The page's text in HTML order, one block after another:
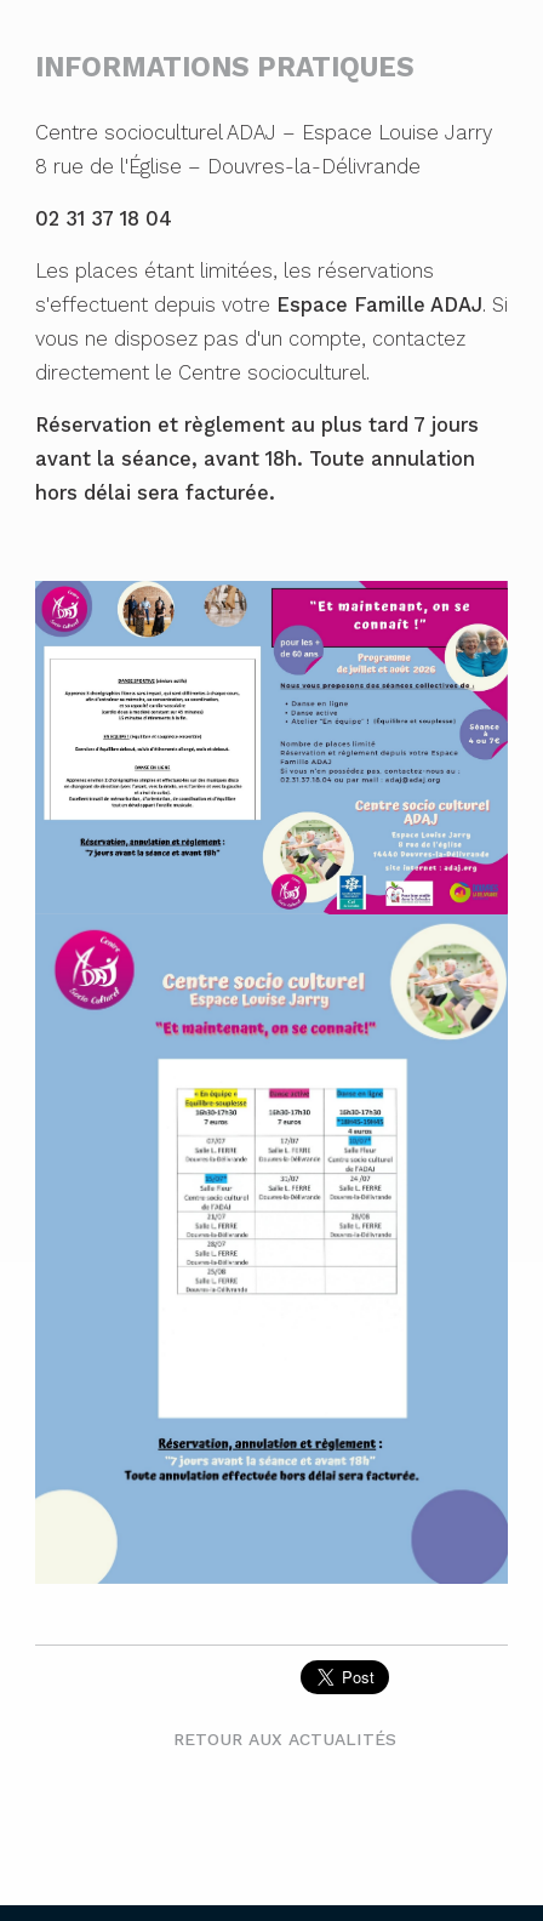
INFORMATIONS PRATIQUES
Centre socioculturel ADAJ – Espace Louise Jarry
8 rue de l'Église – Douvres-la-Délivrande
02 31 37 18 04
Les places étant limitées, les réservations
s'effectuent depuis votre Espace Famille ADAJ. Si
vous ne disposez pas d'un compte, contactez
directement le Centre socioculturel.
Réservation et règlement au plus tard 7 jours
avant la séance, avant 18h. Toute annulation
hors délai sera facturée.
RETOUR AUX ACTUALITÉS